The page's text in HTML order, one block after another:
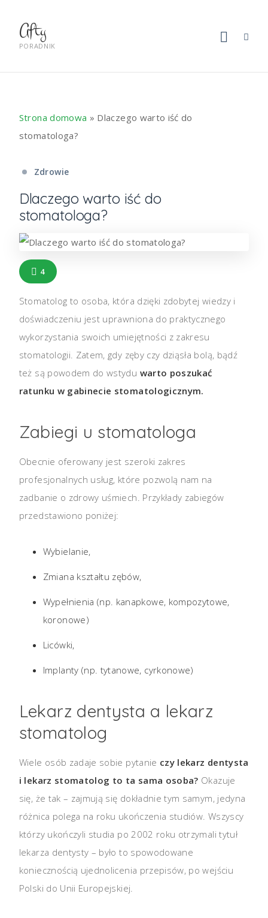
Afty
PORADNIK
Strona domowa » Dlaczego warto iść do
stomatologa?
Zdrowie
Dlaczego warto iść do
stomatologa?
4
Stomatolog to osoba, która dzięki zdobytej wiedzy i
doświadczeniu jest uprawniona do praktycznego
wykorzystania swoich umiejętności z zakresu
stomatologii. Zatem, gdy zęby czy dziąsła bolą, bądź
też są powodem do wstydu warto poszukać
ratunku w gabinecie stomatologicznym.
Zabiegi u stomatologa
Obecnie oferowany jest szeroki zakres
profesjonalnych usług, które pozwolą nam na
zadbanie o zdrowy uśmiech. Przykłady zabiegów
przedstawiono poniżej:
Wybielanie,
Zmiana kształtu zębów,
Wypełnienia (np. kanapkowe, kompozytowe,
koronowe)
Licówki,
Implanty (np. tytanowe, cyrkonowe)
Lekarz dentysta a lekarz
stomatolog
Wiele osób zadaje sobie pytanie czy lekarz dentysta
i lekarz stomatolog to ta sama osoba? Okazuje
się, że tak – zajmują się dokładnie tym samym, jedyna
różnica polega na roku ukończenia studiów. Wszyscy
którzy ukończyli studia po 2002 roku otrzymali tytuł
lekarza dentysty – było to spowodowane
koniecznością ujednolicenia przepisów, po wejściu
Polski do Unii Europejskiej.